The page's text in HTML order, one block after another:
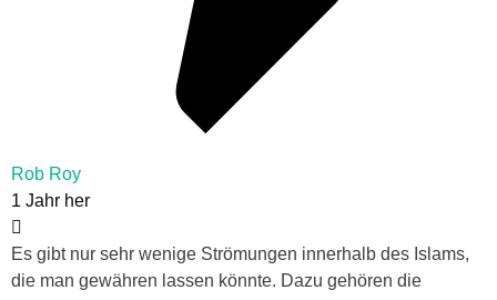
Rob Roy
1 Jahr her
Es gibt nur sehr wenige Strömungen innerhalb des Islams,
die man gewähren lassen könnte. Dazu gehören die